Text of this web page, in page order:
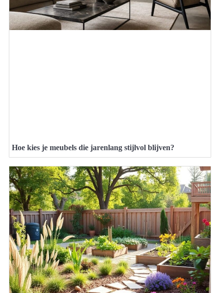
Hoe kies je meubels die jarenlang stijlvol blijven?